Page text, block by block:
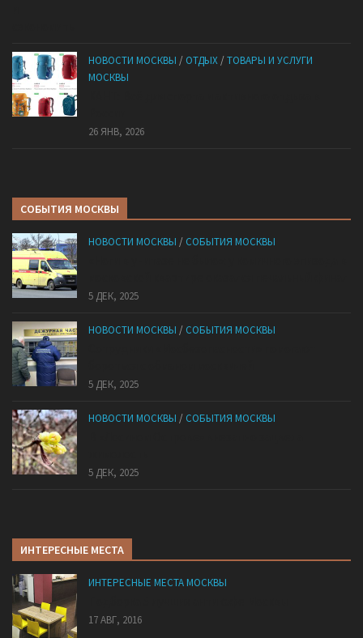
НОВОСТИ МОСКВЫ / ОТДЫХ /ТОВАРЫ И УСЛУГИ
МОСКВЫ
26 ЯНВ, 2026
СОБЫТИЯ МОСКВЫ
НОВОСТИ МОСКВЫ / СОБЫТИЯ МОСКВЫ
5 ДЕК, 2025
НОВОСТИ МОСКВЫ / СОБЫТИЯ МОСКВЫ
5 ДЕК, 2025
НОВОСТИ МОСКВЫ / СОБЫТИЯ МОСКВЫ
5 ДЕК, 2025
ИНТЕРЕСНЫЕ МЕСТА
ИНТЕРЕСНЫЕ МЕСТА МОСКВЫ
17 АВГ, 2016